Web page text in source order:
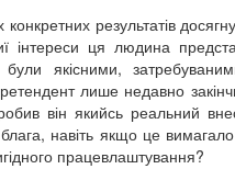
результатів
інтереси ця людина
якісними,
лише недавно
він якийсь реальний
навіть якщо це
працевлаштування?